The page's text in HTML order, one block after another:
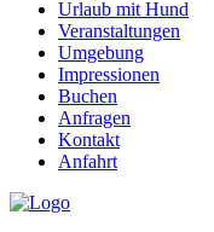
Urlaub mit Hund
Veranstaltungen
Umgebung
Impressionen
Buchen
Anfragen
Kontakt
Anfahrt